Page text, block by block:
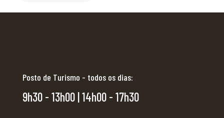
Posto de Turismo - todos os dias:
9h30 - 13h00 | 14h00 - 17h30